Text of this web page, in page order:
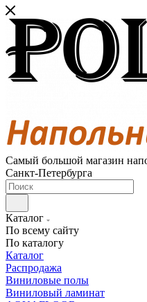
Самый большой магазин
Санкт-Петербурга
Каталог
По всему сайту
По каталогу
Каталог
Распродажа
Виниловые полы
Виниловый ламинат